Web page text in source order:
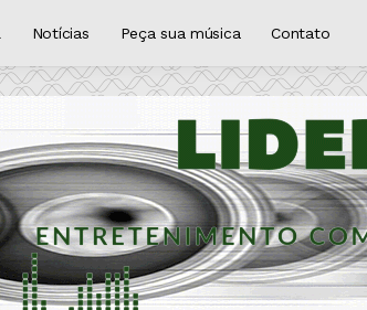
Notícias Peça sua música Contato